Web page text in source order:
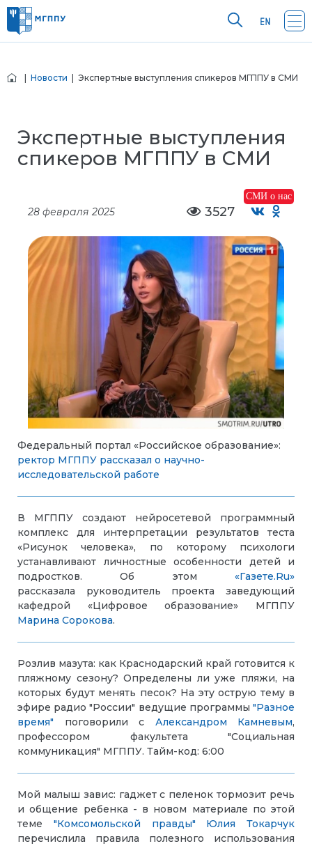
Новости | Экспертные выступления спикеров МГППУ в СМИ
Экспертные выступления
спикеров МГППУ в СМИ
СМИ о нас
28 февраля 2025 3527
Федеральный портал «Российское образование»:
ректор МГППУ рассказал о научно-
исследовательской работе
В МГППУ создают нейросетевой программный
комплекс для интерпретации результатов теста
«Рисунок человека», по которому психологи
устанавливают личностные особенности детей и
подростков. Об этом «Газете.Ru»
рассказала руководитель проекта заведующий
кафедрой «Цифровое образование» МГППУ
Марина Сорокова.
Розлив мазута: как Краснодарский край готовится к
пляжному сезону? Определены ли уже пляжи, на
которых будут менять песок? На эту острую тему в
эфире радио "России" ведущие программы "Разное
время" поговорили с Александром Камневым,
профессором факультета "Социальная
коммуникация" МГППУ. Тайм-код: 6:00
Мой малыш завис: гаджет с пеленок тормозит речь
и общение ребенка - в новом материале по этой
теме "Комсомольской правды" Юлия Токарчук
перечислила правила полезного использования